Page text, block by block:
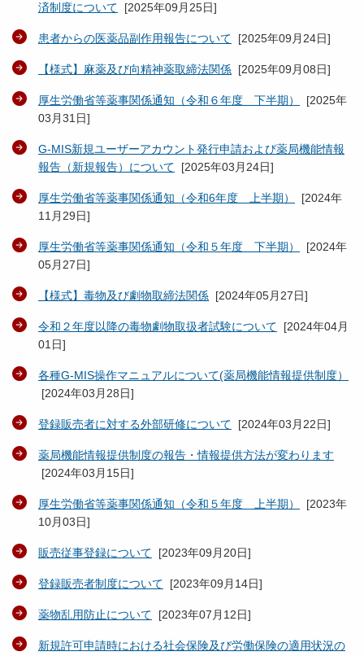
済制度について [2025年09月25日]
患者からの医薬品副作用報告について [2025年09月24日]
【様式】麻薬及び向精神薬取締法関係 [2025年09月08日]
厚生労働省等薬事関係通知（令和６年度 下半期） [2025年
03月31日]
G-MIS新規ユーザーアカウント発行申請および薬局機能情報
報告（新規報告）について [2025年03月24日]
厚生労働省等薬事関係通知（令和6年度 上半期） [2024年
11月29日]
厚生労働省等薬事関係通知（令和５年度 下半期） [2024年
05月27日]
【様式】毒物及び劇物取締法関係 [2024年05月27日]
令和２年度以降の毒物劇物取扱者試験について [2024年04月
01日]
各種G-MIS操作マニュアルについて(薬局機能情報提供制度）
[2024年03月28日]
登録販売者に対する外部研修について [2024年03月22日]
薬局機能情報提供制度の報告・情報提供方法が変わります
[2024年03月15日]
厚生労働省等薬事関係通知（令和５年度 上半期） [2023年
10月03日]
販売従事登録について [2023年09月20日]
登録販売者制度について [2023年09月14日]
薬物乱用防止について [2023年07月12日]
新規許可申請時における社会保険及び労働保険の適用状況の